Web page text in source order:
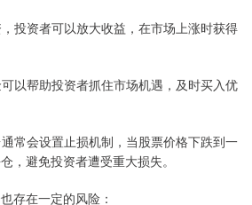
投资者可以放大收益，在市场上涨时获得
以帮助投资者抓住市场机遇，及时买入优
常会设置止损机制，当股票价格下跌到一
，避免投资者遭受重大损失。
存在一定的风险：